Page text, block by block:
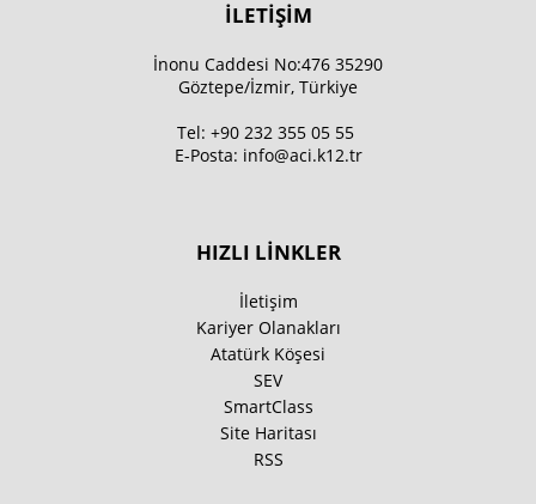
İLETİŞİM
İnonu Caddesi No:476 35290
Göztepe/İzmir, Türkiye
Tel: +90 232 355 05 55
E-Posta: info@aci.k12.tr
HIZLI LİNKLER
İletişim
Kariyer Olanakları
Atatürk Köşesi
SEV
SmartClass
Site Haritası
RSS